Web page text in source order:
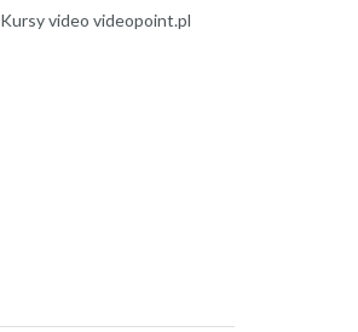
Kursy video videopoint.pl